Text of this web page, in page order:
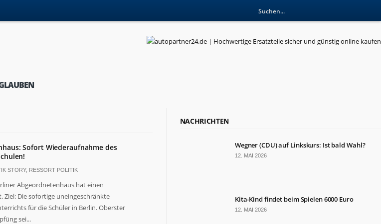
Sofort Wiederaufnahme des
STORY, RESSORT POLITIK
Abgeordnetenhaus hat einen
Ziel: Die sofortige uneingeschränkte
für die Schüler in Berlin. Oberster
sei...
NACHRICHTEN
Wegner (CDU) auf Linkskurs: Ist bald Wahl?
12. MAI 2026
Kita-Kind findet beim Spielen 6000 Euro
12. MAI 2026